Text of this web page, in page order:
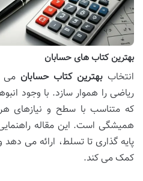
بهترین کتاب های حسابان
انتخاب بهترین کتاب حسابان می
ریاضی را هموار سازد. با وجود
که متناسب با سطح و نیازهای
همیشگی است. این مقاله راهنمایی
پایه گذاری تا تسلط، ارائه می
کمک می کند.